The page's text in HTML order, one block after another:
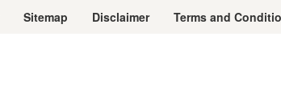
Sitemap Disclaimer Terms and